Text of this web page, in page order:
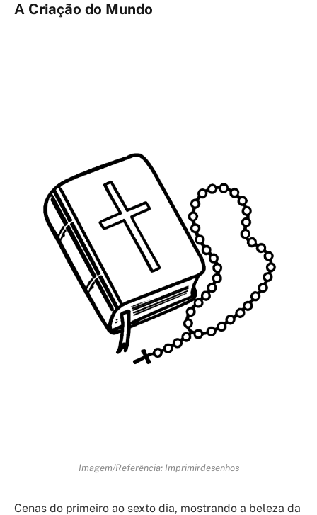
A Criação do Mundo
Imagem/Referência: Imprimirdesenhos
Cenas do primeiro ao sexto dia, mostrando a beleza da